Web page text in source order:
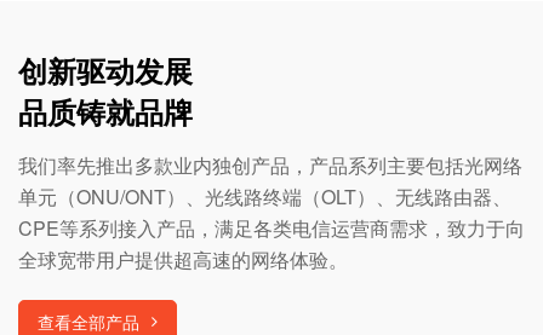
创新驱动发展
品质铸就品牌
我们率先推出多款业内独创产品，产品系列主要包括光网络
单元（ONU/ONT）、光线路终端（OLT）、无线路由器、
CPE等系列接入产品，满足各类电信运营商需求，致力于向
全球宽带用户提供超高速的网络体验。
查看全部产品